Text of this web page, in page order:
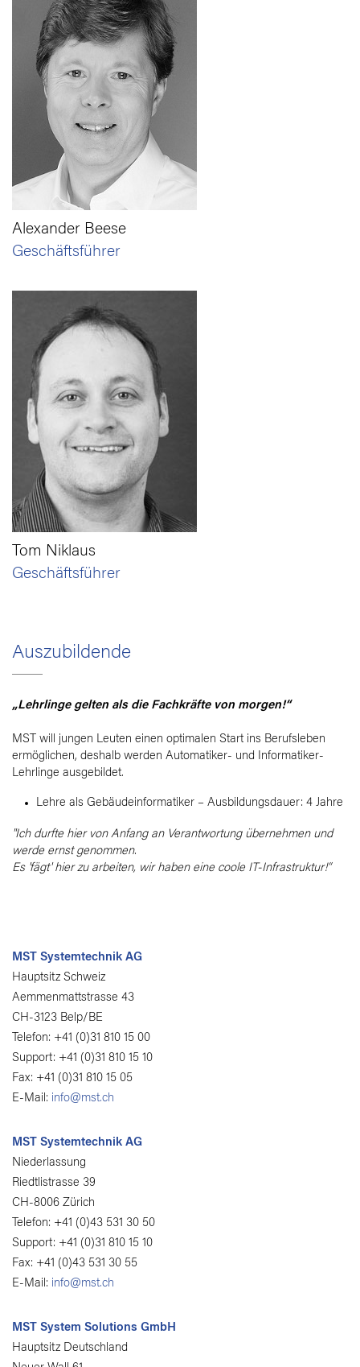
Alexander Beese
Geschäftsführer
Tom Niklaus
Geschäftsführer
Auszubildende
„Lehrlinge gelten als die Fachkräfte von morgen!“
MST will jungen Leuten einen optimalen Start ins Berufsleben
ermöglichen, deshalb werden Automatiker- und Informatiker-
Lehrlinge ausgebildet.
Lehre als Gebäudeinformatiker – Ausbildungsdauer: 4 Jahre
"Ich durfte hier von Anfang an Verantwortung übernehmen und
werde ernst genommen.
Es 'fägt' hier zu arbeiten, wir haben eine coole IT-Infrastruktur!”
MST Systemtechnik AG
Hauptsitz Schweiz
Aemmenmattstrasse 43
CH-3123 Belp/BE
Telefon: +41 (0)31 810 15 00
Support: +41 (0)31 810 15 10
Fax: +41 (0)31 810 15 05
E-Mail: info@mst.ch
MST Systemtechnik AG
Niederlassung
Riedtlistrasse 39
CH-8006 Zürich
Telefon: +41 (0)43 531 30 50
Support: +41 (0)31 810 15 10
Fax: +41 (0)43 531 30 55
E-Mail: info@mst.ch
MST System Solutions GmbH
Hauptsitz Deutschland